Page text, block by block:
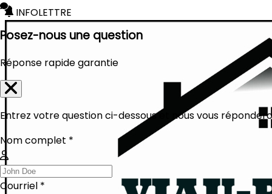
INFOLETTRE
Posez-nous une question
Réponse rapide garantie
Entrez votre question ci-dessous et nous vous
Nom complet *
Courriel *